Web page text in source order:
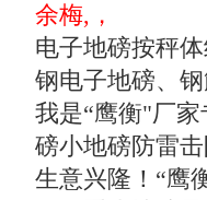
余梅,，
电子地磅按秤
钢电子地磅、
我是“鹰衡"厂
磅小地磅防雷
生意兴隆！“鹰